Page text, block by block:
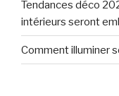
Tendances déco
intérieurs seront
Comment illuminer